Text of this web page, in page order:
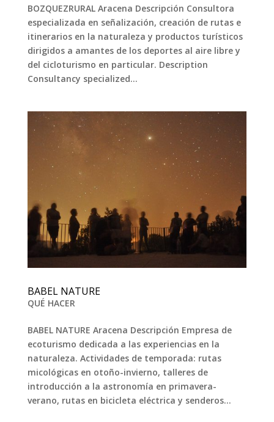
BOZQUEZRURAL Aracena Descripción Consultora
especializada en señalización, creación de rutas e
itinerarios en la naturaleza y productos turísticos
dirigidos a amantes de los deportes al aire libre y
del cicloturismo en particular. Description
Consultancy specialized...
BABEL NATURE
QUÉ HACER
BABEL NATURE Aracena Descripción Empresa de
ecoturismo dedicada a las experiencias en la
naturaleza. Actividades de temporada: rutas
micológicas en otoño-invierno, talleres de
introducción a la astronomía en primavera-
verano, rutas en bicicleta eléctrica y senderos...